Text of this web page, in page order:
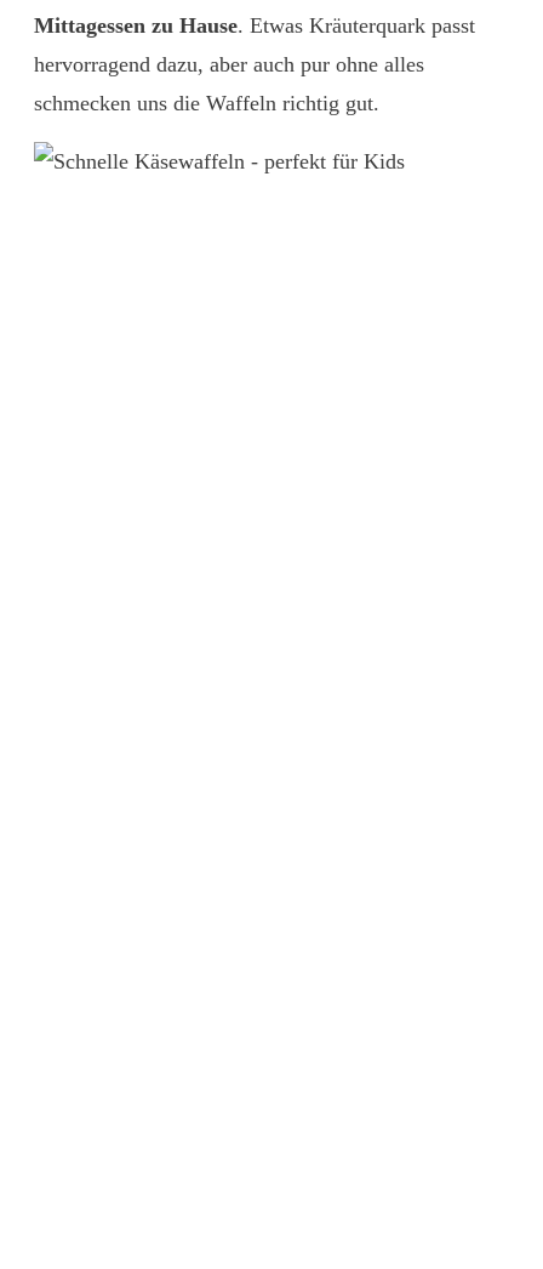
Mittagessen zu Hause. Etwas Kräuterquark passt
hervorragend dazu, aber auch pur ohne alles
schmecken uns die Waffeln richtig gut.